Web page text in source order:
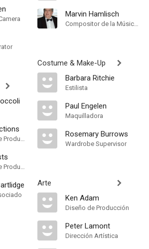
Compañía de Produccion
Compañía de Produccion
Marvin Hamlisch
Compositor de la Música Original
Costume & Make-Up
Barbara Ritchie
Estilista
Paul Engelen
Maquilladora
Rosemary Burrows
Wardrobe Supervisor
Arte
Ken Adam
Diseño de Producción
Peter Lamont
Dirección Artística